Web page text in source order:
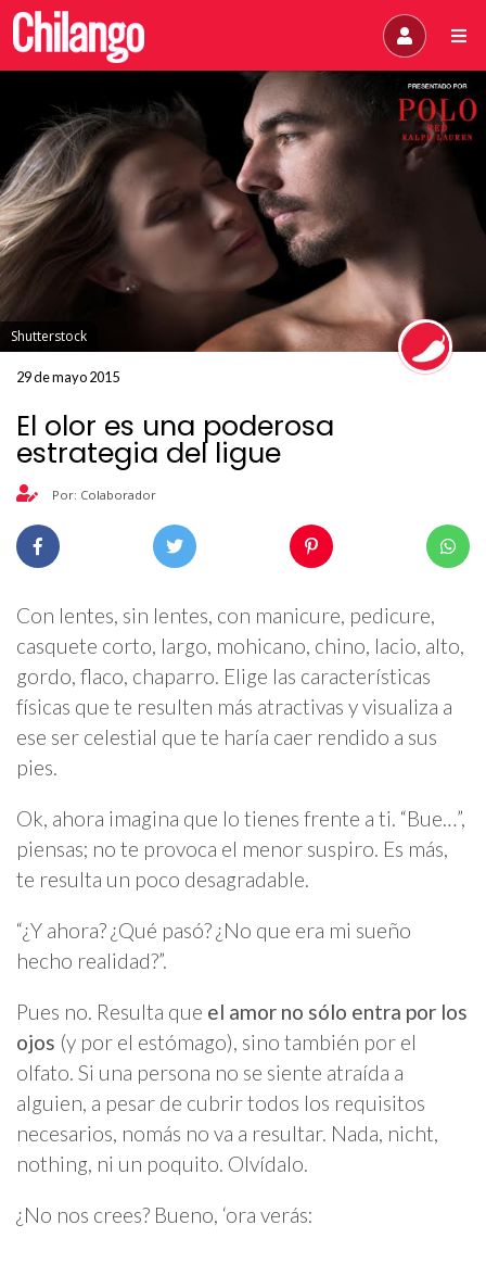
Shutterstock
29 de mayo 2015
El olor es una poderosa
estrategia del ligue
Por: Colaborador
Con lentes, sin lentes, con manicure, pedicure,
casquete corto, largo, mohicano, chino, lacio, alto,
gordo, flaco, chaparro. Elige las características
físicas que te resulten más atractivas y visualiza a
ese ser celestial que te haría caer rendido a sus
pies.
Ok, ahora imagina que lo tienes frente a ti. “Bue…”,
piensas; no te provoca el menor suspiro. Es más,
te resulta un poco desagradable.
“¿Y ahora? ¿Qué pasó? ¿No que era mi sueño
hecho realidad?”.
Pues no. Resulta que el amor no sólo entra por los
ojos (y por el estómago), sino también por el
olfato. Si una persona no se siente atraída a
alguien, a pesar de cubrir todos los requisitos
necesarios, nomás no va a resultar. Nada, nicht,
nothing, ni un poquito. Olvídalo.
¿No nos crees? Bueno, ‘ora verás: